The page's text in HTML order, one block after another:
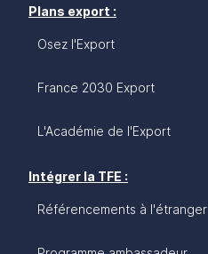
Plans export :
Osez l'Export
France 2030 Export
L'Académie de l'Export
Intégrer la TFE :
Référencements à l'étranger